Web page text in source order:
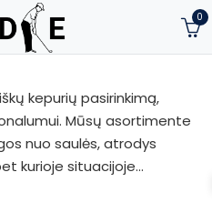
0
kepurių pasirinkimą,
Mūsų asortimente
nuo saulės, atrodys
kurioje situacijoje...